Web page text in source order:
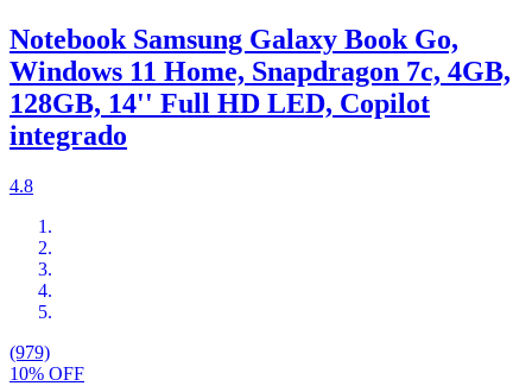
Notebook Samsung Galaxy Book Go,
Windows 11 Home, Snapdragon 7c, 4GB,
128GB, 14'' Full HD LED, Copilot
integrado
4.8
(979)
10% OFF